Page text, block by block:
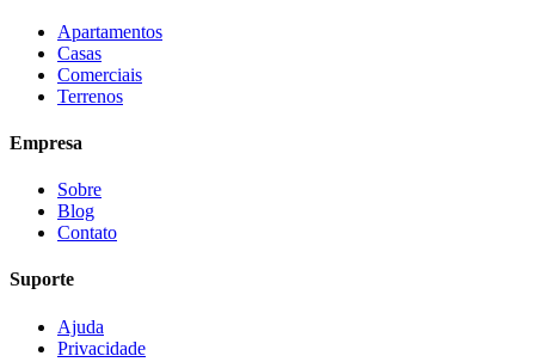
Apartamentos
Casas
Comerciais
Terrenos
Empresa
Sobre
Blog
Contato
Suporte
Ajuda
Privacidade